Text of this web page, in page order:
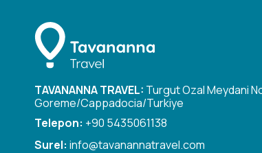
TAVANANNA TRAVEL: Turgut Ozal Meydani
Goreme/Cappadocia/Turkiye
Telepon: +90 5435061138
Surel: info@tavanannatravel.com